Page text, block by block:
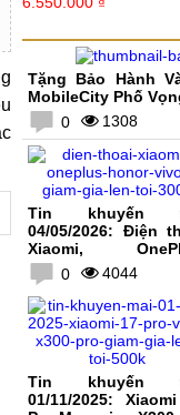
Tặng Bảo Hành
MobileCity Phố
0
1308
Tin khuyến
04/05/2026: Điện
Xiaomi,
HONOR, vivo giảm
lên tới 300K
0 4044
Tin khuyến
01/11/2025: